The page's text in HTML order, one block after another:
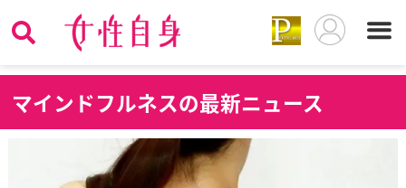
マインドフルネスの最新ニュース